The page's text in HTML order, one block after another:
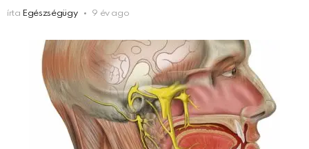
írta Egészségügy 9 év ago